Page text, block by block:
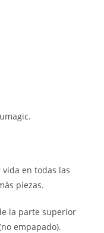
en todas las
piezas.
la parte superior
empapado).